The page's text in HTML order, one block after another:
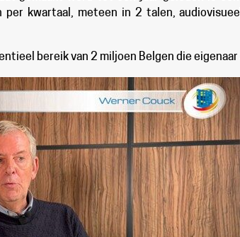
per kwartaal, meteen in 2 talen,
bereik van 2 miljoen Belgen die